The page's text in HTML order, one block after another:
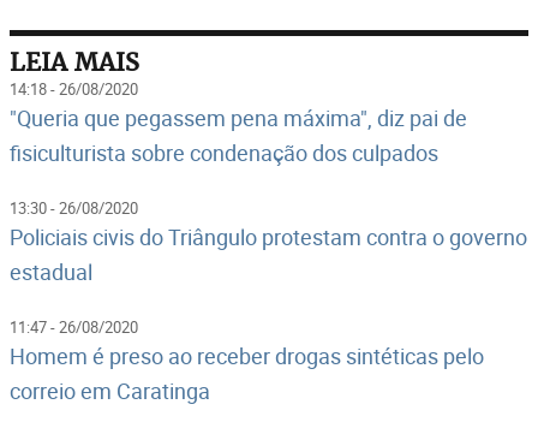
LEIA MAIS
14:18 - 26/08/2020
"Queria que pegassem pena máxima", diz pai de
fisiculturista sobre condenação dos culpados
13:30 - 26/08/2020
Policiais civis do Triângulo protestam contra o governo
estadual
11:47 - 26/08/2020
Homem é preso ao receber drogas sintéticas pelo
correio em Caratinga